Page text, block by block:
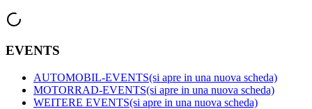
EVENTS
AUTOMOBIL-EVENTS(si apre in una nuova scheda)
MOTORRAD-EVENTS(si apre in una nuova scheda)
WEITERE EVENTS(si apre in una nuova scheda)